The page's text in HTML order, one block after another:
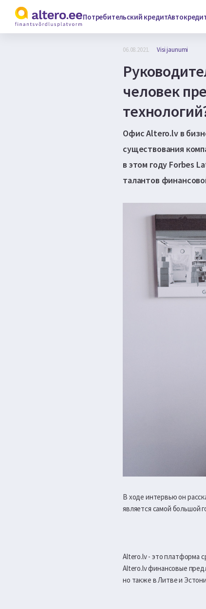
Потребительский кредит
06.08.2021. Visi jaunumi
человек
Офис Altero.lv в
существования
в этом году Forbes
талантов
В ходе интервью он
является самой большой
Altero.lv - это платформа
Altero.lv финансовые
но также в Литве и